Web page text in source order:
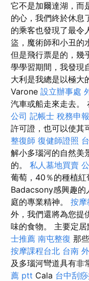
它不是加爾達湖，而
的心，我們終於休息
的乘客也發現了最令
盜，魔術師和小丑的
但是飛行票是的，幾
學學習期間，我發現
大利是我總是以極大
Varone 設立辦事處
汽車或船走來走去。
公司 記帳士 稅務申
許可證，也可以使其
整復師 復健師證照
解小多瑙河的自然美
的。 私人墓地買賣
葡萄，40％的種植紅
Badacsony感興趣的
庭的專業精神。 按摩
外，我們還將為您提
味的食物。 主要定
士推薦 南屯整復 那
按摩課程台北 台南
及多瑙河彎道具有非
薦 ptt Cala 台中刮